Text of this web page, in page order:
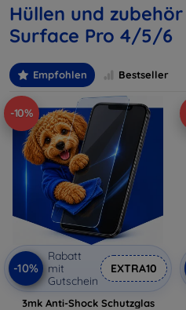
Hüllen und
Surface Pro 4/5/6
Empfohlen Bestseller
-10%
-10%
Rabatt
mit
Gutschein
EXTRA10
3mk Anti-Shock Schutzglas